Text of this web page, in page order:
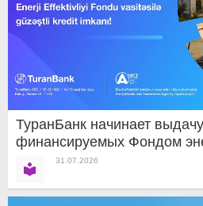
ТуранБанк начинает
финансируемых Фондом
31.07.2026